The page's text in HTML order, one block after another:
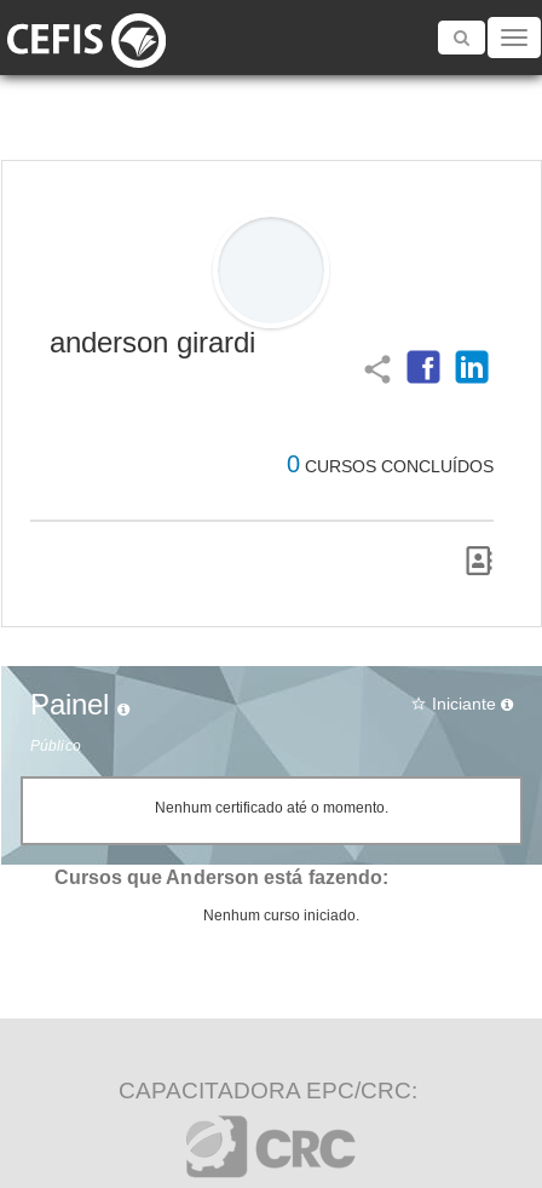
Toggle
anderson girardi
share
0 CURSOS CONCLUÍDOS
Painel
Público
star_border Iniciante
Nenhum certificado até o momento.
Cursos que Anderson está fazendo:
Nenhum curso iniciado.
CAPACITADORA EPC/CRC: